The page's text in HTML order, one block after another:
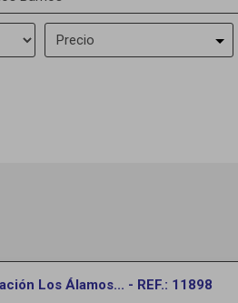
Precio
Los Álamos... - REF.: 11898